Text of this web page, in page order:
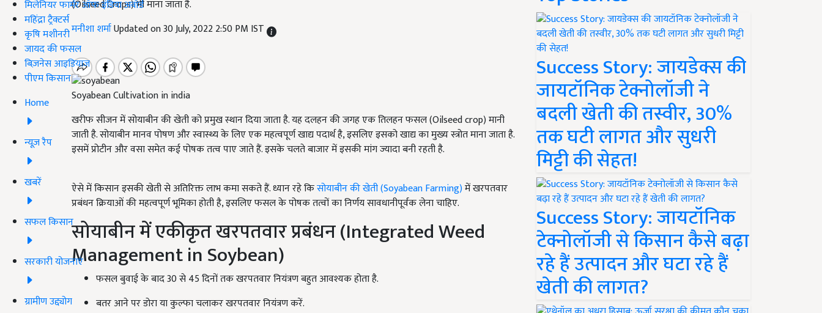
मिलेनियर फार्मर ऑफ इंडिया अवॉर्ड
महिंद्रा ट्रैक्टर्स
कृषि मशीनरी
जायद की फसल
बिज़नेस आइडियाज
पीएम किसान
Home
न्यूज़ रैप
खबरें
सफल किसान
सरकारी योजनाएं
ग्रामीण उद्द्योग
(Oilseed Crops) भी माना जाता है.
मनीशा शर्माUpdated on 30 July, 2022 2:50 PM IST
Soyabean Cultivation in india
खरीफ सीजन में सोयाबीन की खेती को प्रमुख स्थान दिया जाता है. यह दलहन की जगह एक तिलहन फसल (Oilseed crop) मानी
जाती है. सोयाबीन मानव पोषण और स्वास्थ्य के लिए एक महत्वपूर्ण खाद्य पदार्थ है, इसलिए इसको खाद्य का मुख्य स्त्रोत माना जाता है.
इसमें प्रोटीन और वसा समेत कई पोषक तत्व पाए जाते हैं. इसके चलते बाजार में इसकी मांग ज्यादा बनी रहती है.
ऐसे में किसान इसकी खेती से अतिरिक्त लाभ कमा सकते हैं. ध्यान रहे किसोयाबीन की खेती (Soyabean Farming)में खरपतवार
प्रबंधन क्रियाओं की महत्वपूर्ण भूमिका होती है, इसलिए फसल के पोषक तत्वों का निर्णय सावधानीपूर्वक लेना चाहिए.
सोयाबीन में एकीकृत खरपतवार प्रबंधन (Integrated Weed
Management in Soybean)
फसल बुवाई के बाद 30 से 45 दिनों तक खरपतवार नियंत्रण बहुत आवश्यक होता है.
बतर आने पर डोरा या कुल्फा चलाकर खरपतवार नियंत्रण करें.
Success Story: जायडेक्स की
जायटॉनिक टेक्नोलॉजी ने
बदली खेती की तस्वीर, 30%
तक घटी लागत और सुधरी
मिट्टी की सेहत!
Success Story: जायटॉनिक
टेक्नोलॉजी से किसान कैसे बढ़ा
रहे हैं उत्पादन और घटा रहे हैं
खेती की लागत?